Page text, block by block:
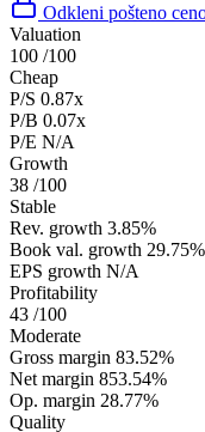
Odkleni pošteno
Valuation
100 /100
Cheap
P/S 0.87x
P/B 0.07x
P/E N/A
Growth
38 /100
Stable
Rev. growth 3.85%
Book val. growth 29.75%
EPS growth N/A
Profitability
43 /100
Moderate
Gross margin 83.52%
Net margin 853.54%
Op. margin 28.77%
Quality